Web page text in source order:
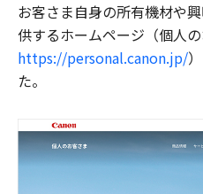
お客さま自身の所有機材や
供するホームページ（個人
https://personal.canon.jp/
た。